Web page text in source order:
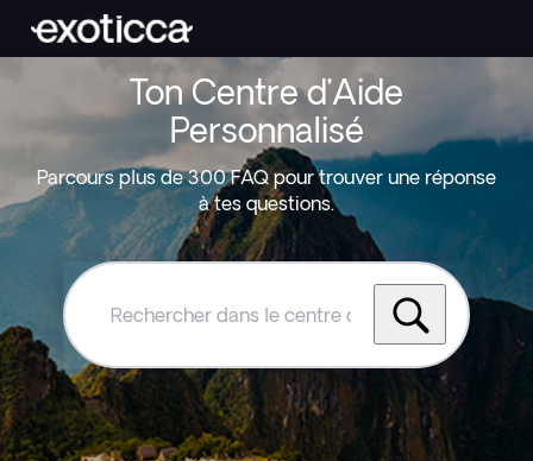
Ton Centre d’Aide
Personnalisé
Parcours plus de 300 FAQ pour trouver une réponse
à tes questions.
Rechercher
le
centre
d'aide
Exoticca